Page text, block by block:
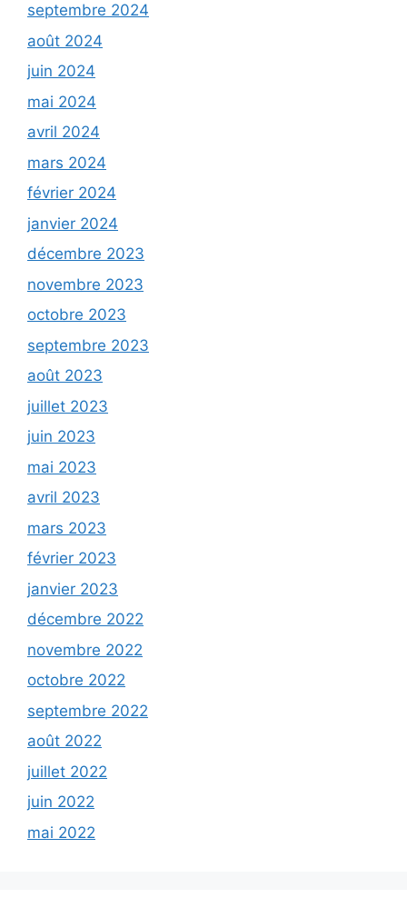
septembre 2024
août 2024
juin 2024
mai 2024
avril 2024
mars 2024
février 2024
janvier 2024
décembre 2023
novembre 2023
octobre 2023
septembre 2023
août 2023
juillet 2023
juin 2023
mai 2023
avril 2023
mars 2023
février 2023
janvier 2023
décembre 2022
novembre 2022
octobre 2022
septembre 2022
août 2022
juillet 2022
juin 2022
mai 2022